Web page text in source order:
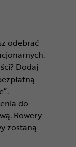
odebrać
Dodaj
do
Rowery
zostaną